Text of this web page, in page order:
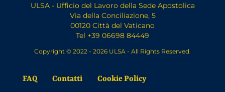
ULSA - Ufficio del Lavoro della Sede Apostolica
Via della Conciliazione, 5
00120 Città del Vaticano
Tel +39 06698 84449
Copyright © 2022 - 2026 ULSA - All Rights Reserved.
FAQ Contatti Cookie Policy